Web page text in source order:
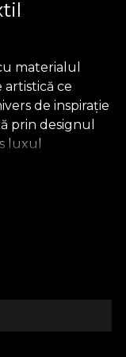
materialul
artistică ce
de inspirație
prin designul
luxul
prin
de interior o
de proiecte
devin puncte
mobilier,